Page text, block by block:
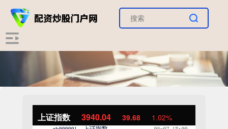
上证指数 3940.04 39.68 1.02%